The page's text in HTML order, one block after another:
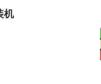
机